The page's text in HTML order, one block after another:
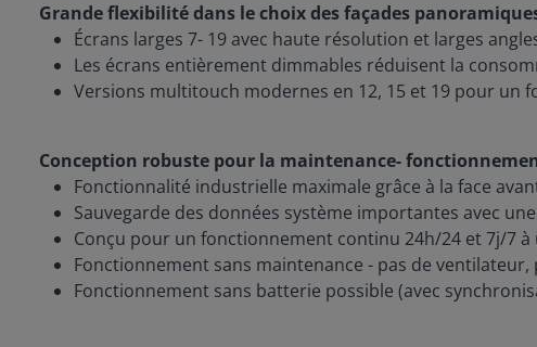
Grande flexibilité dans le choix des façades
Écrans larges 7- 19 avec haute résolution et larges
Les écrans entièrement dimmables réduisent la
Versions multitouch modernes en 12, 15 et 19 pour un
Conception robuste pour la maintenance-
Fonctionnalité industrielle maximale grâce à la face
Sauvegarde des données système importantes avec
Conçu pour un fonctionnement continu 24h/24 et 7j/7
Fonctionnement sans maintenance - pas de ventilateur,
Fonctionnement sans batterie possible (avec